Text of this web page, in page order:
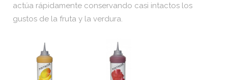
actúa rápidamente conservando casi intactos los
gustos de la fruta y la verdura.